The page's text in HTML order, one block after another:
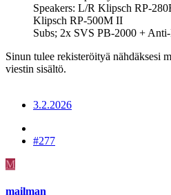
Speakers: L/R Klipsch RP-
Klipsch RP-500M II
Subs; 2x SVS PB-2000 +
Sinun tulee rekisteröityä nähdäksesi
viestin sisältö.
3.2.2026
#277
M
mailman